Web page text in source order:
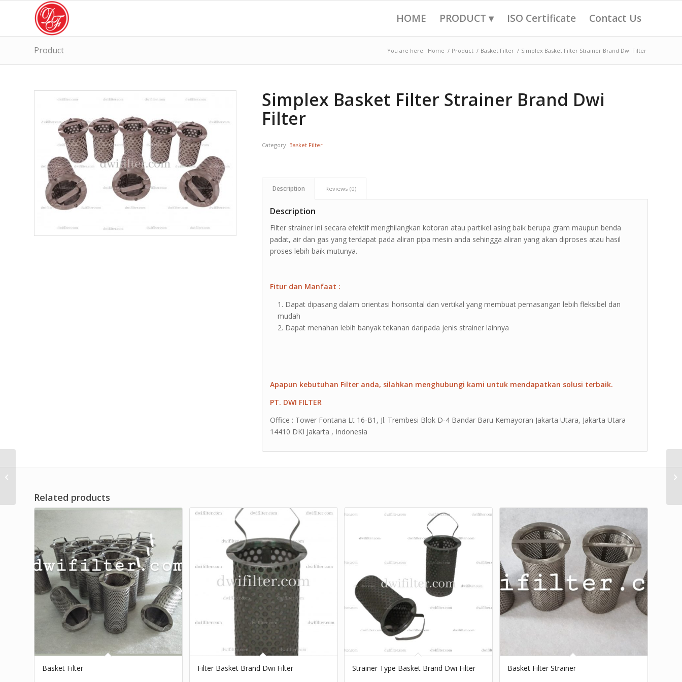
HOME PRODUCT ▾ ISO Certificate Contact Us
Product You are here: Home / Product / Basket Filter / Simplex Basket Filter Strainer Brand Dwi Filter
Simplex Basket Filter Strainer Brand Dwi
Filter
Category: Basket Filter
Description Reviews (0)
Description
Filter strainer ini secara efektif menghilangkan kotoran atau partikel asing baik berupa gram maupun benda
padat, air dan gas yang terdapat pada aliran pipa mesin anda sehingga aliran yang akan diproses atau hasil
proses lebih baik mutunya.
Fitur dan Manfaat :
Dapat dipasang dalam orientasi horisontal dan vertikal yang membuat pemasangan lebih fleksibel dan
mudah
Dapat menahan lebih banyak tekanan daripada jenis strainer lainnya
Apapun kebutuhan Filter anda, silahkan menghubungi kami untuk mendapatkan solusi terbaik.
PT. DWI FILTER
Office : Tower Fontana Lt 16-B1, Jl. Trembesi Blok D-4 Bandar Baru Kemayoran Jakarta Utara, Jakarta Utara
14410 DKI Jakarta , Indonesia
Related products
Basket Filter Filter Basket Brand Dwi Filter Strainer Type Basket Brand Dwi Filter Basket Filter Strainer
Filter Strainer Stainless